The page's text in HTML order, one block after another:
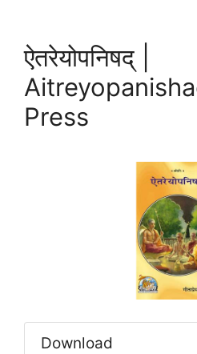
ऐतरेयोपनिषद् |
Press
Download